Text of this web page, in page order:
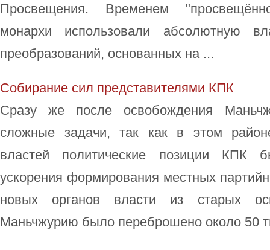
Просвещения. Временем
монархи использовали абсолютную
преобразований, основанных на ...
Собирание сил представителями КПК
Сразу же после освобождения
сложные задачи, так как в этом
властей политические позиции
ускорения формирования местных
новых органов власти из старых
Маньчжурию было переброшено около 50